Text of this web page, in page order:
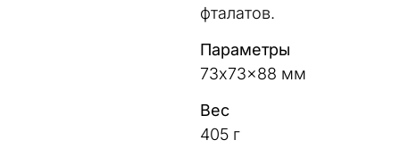
фталатов.
Параметры
73x73x88 мм
Вес
405 г